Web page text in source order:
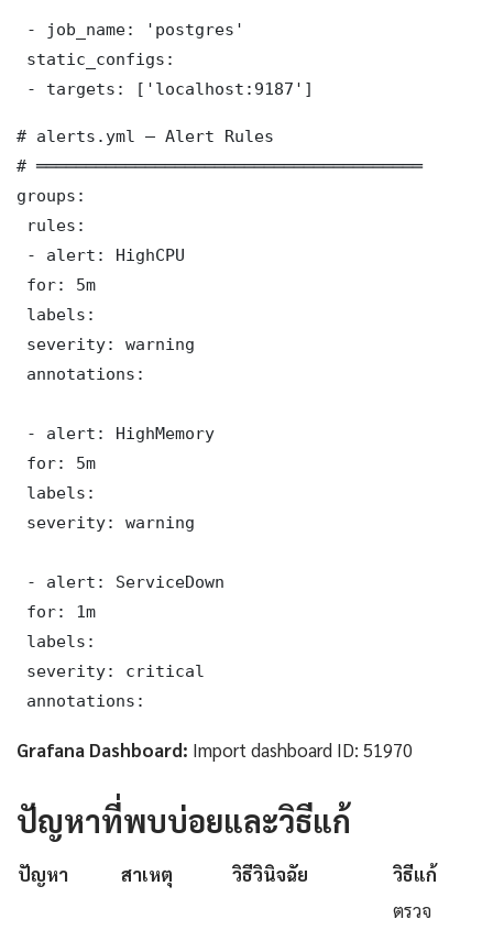
- job_name: 'postgres'
static_configs:
- targets: ['localhost:9187']
# alerts.yml — Alert Rules
# ═══════════════════════════════════════
groups:
rules:
- alert: HighCPU
for: 5m
labels:
severity: warning
annotations:
- alert: HighMemory
for: 5m
labels:
severity: warning
- alert: ServiceDown
for: 1m
labels:
severity: critical
annotations:
Grafana Dashboard: Import dashboard ID: 51970
ปัญหาที่พบบ่อยและวิธีแก้
ปัญหา สาเหตุ วิธีวินิจฉัย วิธีแก้
ตรวจ